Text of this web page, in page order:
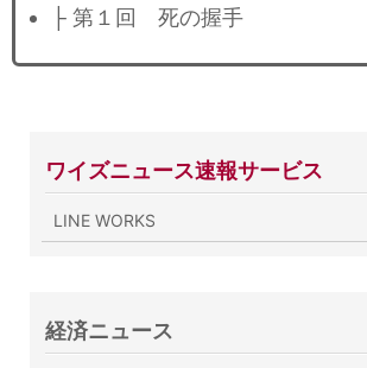
├ 第１回 死の握手
ワイズニュース速報サービス
LINE WORKS
経済ニュース